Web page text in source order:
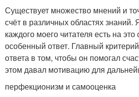
Существует множество мнений и
счёт в различных областях знаний.
каждого моего читателя есть на
особенный ответ. Главный
ответа в том, чтобы он помогал
этом давал мотивацию для
перфекционизм и самооценка